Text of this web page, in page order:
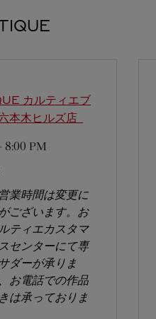
カルティエブ
本木ヒルズ店
8:00 PM
業時間は変更に
ございます。お
ティエカスタマ
センターにて専
ダーが承りま
お電話での作品
は承っておりま